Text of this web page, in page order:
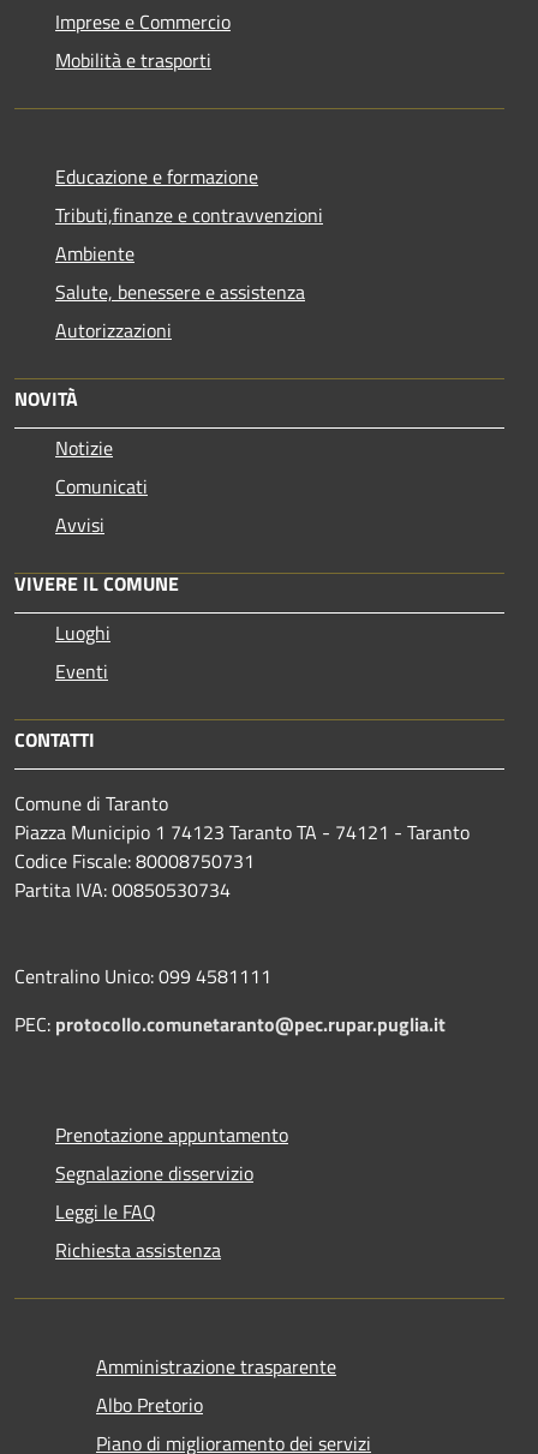
Imprese e Commercio
Mobilità e trasporti
Educazione e formazione
Tributi,finanze e contravvenzioni
Ambiente
Salute, benessere e assistenza
Autorizzazioni
NOVITÀ
Notizie
Comunicati
Avvisi
VIVERE IL COMUNE
Luoghi
Eventi
CONTATTI
Comune di Taranto
Piazza Municipio 1 74123 Taranto TA - 74121 - Taranto
Codice Fiscale: 80008750731
Partita IVA: 00850530734
Centralino Unico: 099 4581111
PEC: protocollo.comunetaranto@pec.rupar.puglia.it
Prenotazione appuntamento
Segnalazione disservizio
Leggi le FAQ
Richiesta assistenza
Amministrazione trasparente
Albo Pretorio
Piano di miglioramento dei servizi